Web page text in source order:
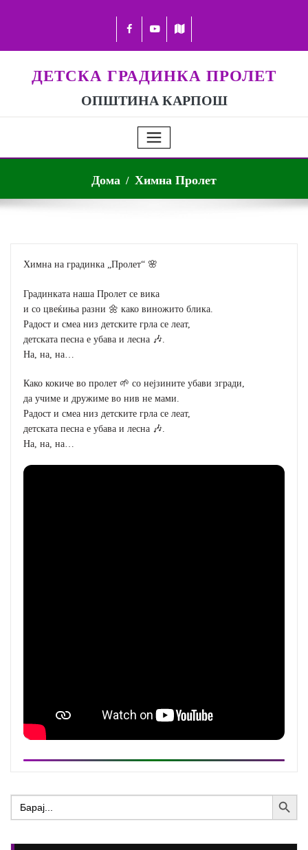
ДЕТСКА ГРАДИНКА ПРОЛЕТ
ОПШТИНА КАРПОШ
Дома Химна Пролет
Химна на градинка „Пролет“ 🌸
Градинката наша Пролет се вика
и со цвеќиња разни 🌼 како виножито блика.
Радост и смеа низ детските грла се леат,
детската песна е убава и лесна 🎶.
На, на, на…
Како кокиче во пролет 🌱 со нејзините убави згради,
да учиме и дружиме во нив не мами.
Радост и смеа низ детските грла се леат,
детската песна е убава и лесна 🎶.
На, на, на…
Search
for:
Search Button